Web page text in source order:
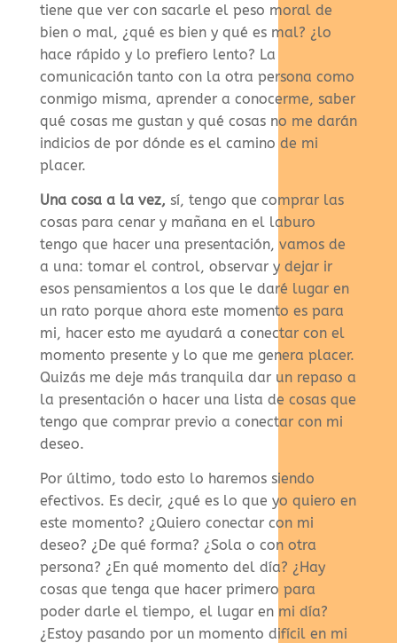
tiene que ver con sacarle el peso moral de
bien o mal, ¿qué es bien y qué es mal? ¿lo
hace rápido y lo prefiero lento? La
comunicación tanto con la otra persona como
conmigo misma, aprender a conocerme, saber
qué cosas me gustan y qué cosas no me darán
indicios de por dónde es el camino de mi
placer.
Una cosa a la vez, sí, tengo que comprar las
cosas para cenar y mañana en el laburo
tengo que hacer una presentación, vamos de
a una: tomar el control, observar y dejar ir
esos pensamientos a los que le daré lugar en
un rato porque ahora este momento es para
mi, hacer esto me ayudará a conectar con el
momento presente y lo que me genera placer.
Quizás me deje más tranquila dar un repaso a
la presentación o hacer una lista de cosas que
tengo que comprar previo a conectar con mi
deseo.
Por último, todo esto lo haremos siendo
efectivos. Es decir, ¿qué es lo que yo quiero en
este momento? ¿Quiero conectar con mi
deseo? ¿De qué forma? ¿Sola o con otra
persona? ¿En qué momento del día? ¿Hay
cosas que tenga que hacer primero para
poder darle el tiempo, el lugar en mi día?
¿Estoy pasando por un momento difícil en mi